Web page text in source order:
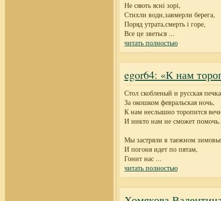
Не сяють ясні зорі,
Стихли води,завмерли берега,
Поряд утрата,смерть і горе,
Все це зветься ...
читать полностью
egor64: «К нам
Стол скобленый и русская
За окошком февральская ночь,
К нам неслышно торопится
И никто нам не сможет
Мы застряли в таежном
И погоня идет по пятам,
Гонит нас ...
читать полностью